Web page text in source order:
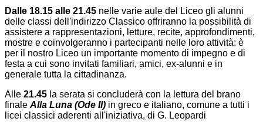
Dalle 18.15 alle 21.45 nelle varie aule del Liceo gli alunni
delle classi dell'indirizzo Classico offriranno la possibilità di
assistere a rappresentazioni, letture, recite, approfondimenti,
mostre e coinvolgeranno i partecipanti nelle loro attività: è
per il nostro Liceo un importante momento di impegno e di
festa a cui sono invitati familiari, amici, ex-alunni e in
generale tutta la cittadinanza.
Alle 21.45 la serata si concluderà con la lettura del brano
finale Alla Luna (Ode II) in greco e italiano, comune a tutti i
licei classici aderenti all'iniziativa, di G. Leopardi